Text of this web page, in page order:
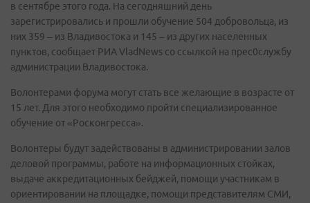
в сентябре этого года. На сегодняшний день
зарегистрировались и прошли обучение 504 добровольца, из
них 359 – из Владивостока и 145 – из других населенных
пунктов, сообщает РИА VladNews со ссылкой на прес0службу
администрации Владивостока.
Волонтерами форума могут стать все желающие в возрасте от
15 лет. Для этого необходимо пройти специализированное
обучение от «Росконгресса».
Волонтеры будут задействованы в администрировании залов
деловой программы, работе на информационных стойках,
выдаче аккредитационных бейджей, помощи участникам в
ориентировании на площадке, помощи представителям СМИ,